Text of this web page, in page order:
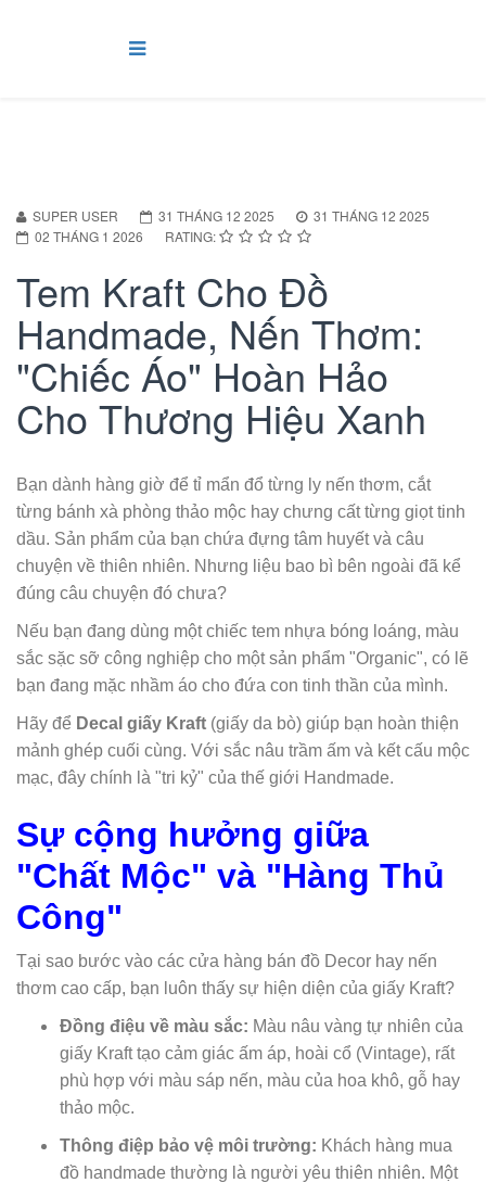
SUPER USER 31 THÁNG 12 2025
31 THÁNG 12 2025
02 THÁNG 1 2026
RATING:
Tem Kraft Cho Đồ
Handmade, Nến Thơm:
"Chiếc Áo" Hoàn Hảo
Cho Thương Hiệu Xanh
Bạn dành hàng giờ để tỉ mẩn đổ từng ly nến thơm, cắt
từng bánh xà phòng thảo mộc hay chưng cất từng giọt tinh
dầu. Sản phẩm của bạn chứa đựng tâm huyết và câu
chuyện về thiên nhiên. Nhưng liệu bao bì bên ngoài đã kể
đúng câu chuyện đó chưa?
Nếu bạn đang dùng một chiếc tem nhựa bóng loáng, màu
sắc sặc sỡ công nghiệp cho một sản phẩm "Organic", có lẽ
bạn đang mặc nhầm áo cho đứa con tinh thần của mình.
Hãy để Decal giấy Kraft (giấy da bò) giúp bạn hoàn thiện
mảnh ghép cuối cùng. Với sắc nâu trầm ấm và kết cấu mộc
mạc, đây chính là "tri kỷ" của thế giới Handmade.
Sự cộng hưởng giữa
"Chất Mộc" và "Hàng Thủ
Công"
Tại sao bước vào các cửa hàng bán đồ Decor hay nến
thơm cao cấp, bạn luôn thấy sự hiện diện của giấy Kraft?
Đồng điệu về màu sắc: Màu nâu vàng tự nhiên của
giấy Kraft tạo cảm giác ấm áp, hoài cổ (Vintage), rất
phù hợp với màu sáp nến, màu của hoa khô, gỗ hay
thảo mộc.
Thông điệp bảo vệ môi trường: Khách hàng mua
đồ handmade thường là người yêu thiên nhiên. Một